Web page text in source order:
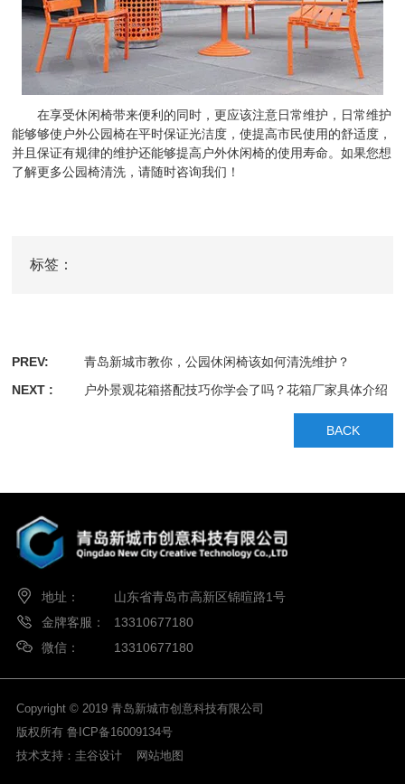
在享受休闲椅带来便利的同时，更应该注意日常维护，日常维护
能够够使户外公园椅在平时保证光洁度，使提高市民使用的舒适度，
并且保证有规律的维护还能够提高户外休闲椅的使用寿命。如果您想
了解更多公园椅清洗，请随时咨询我们！
标签：
PREV:
青岛新城市教你，公园休闲椅该如何清洗维护？
NEXT :
户外景观花箱搭配技巧你学会了吗？花箱厂家具体介绍
BACK
地址：
山东省青岛市高新区锦暄路1号
金牌客服：
13310677180
微信：
13310677180
Copyright © 2019 青岛新城市创意科技有限公司
版权所有 鲁ICP备16009134号
技术支持： 圭谷设计 网站地图